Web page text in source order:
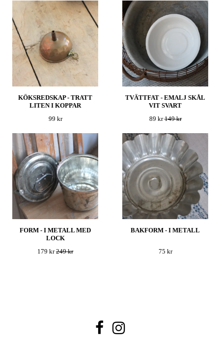
KÖKSREDSKAP - TRATT
LITEN I KOPPAR
99 kr
TVÄTTFAT - EMALJ SKÅL
VIT SVART
89 kr149 kr
FORM - I METALL MED
LOCK
179 kr249 kr
BAKFORM - I METALL
75 kr